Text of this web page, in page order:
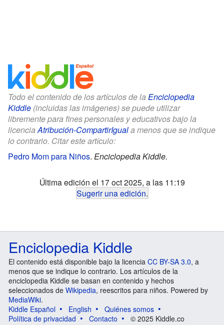
Todo el contenido de los artículos de la Enciclopedia
Kiddle (incluidas las imágenes) se puede utilizar
libremente para fines personales y educativos bajo la
licencia Atribución-CompartirIguala menos que se indique
lo contrario. Citar este artículo:
Pedro Mom para Niños. Enciclopedia Kiddle.
Última edición el 17 oct 2025, a las 11:19
Sugerir una edición.
Enciclopedia Kiddle
El contenido está disponible bajo la licencia CC BY-SA 3.0, a
menos que se indique lo contrario. Los artículos de la
enciclopedia Kiddle se basan en contenido y hechos
seleccionados de Wikipedia, reescritos para niños. Powered by
MediaWiki.
Kiddle Español
English
Quiénes somos
Política de privacidad
Contacto © 2025 Kiddle.co